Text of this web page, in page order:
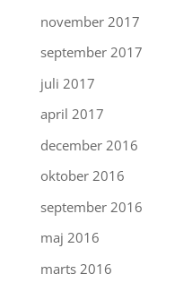
november 2017
september 2017
juli 2017
april 2017
december 2016
oktober 2016
september 2016
maj 2016
marts 2016